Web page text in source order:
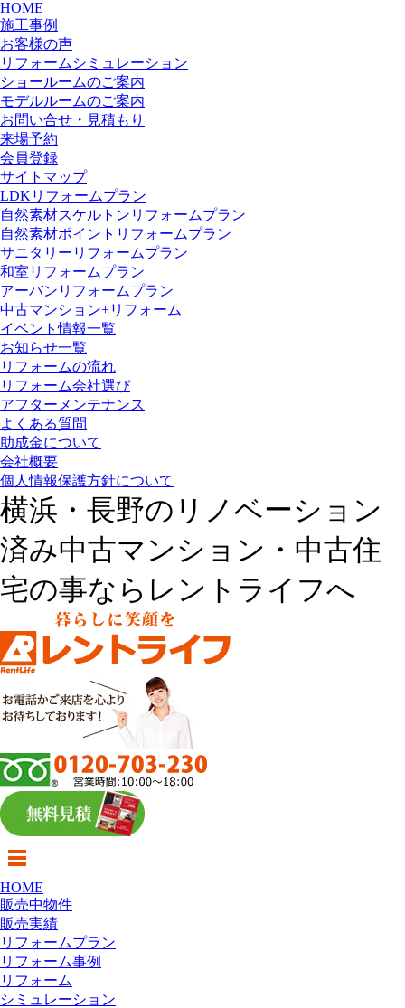
HOME
施工事例
お客様の声
リフォームシミュレーション
ショールームのご案内
モデルルームのご案内
お問い合せ・見積もり
来場予約
会員登録
サイトマップ
LDKリフォームプラン
自然素材スケルトンリフォームプラン
自然素材ポイントリフォームプラン
サニタリーリフォームプラン
和室リフォームプラン
アーバンリフォームプラン
中古マンション+リフォーム
イベント情報一覧
お知らせ一覧
リフォームの流れ
リフォーム会社選び
アフターメンテナンス
よくある質問
助成金について
会社概要
個人情報保護方針について
横浜・長野のリノベーション
済み中古マンション・中古住
宅の事ならレントライフへ
HOME
販売中物件
販売実績
リフォームプラン
リフォーム事例
リフォーム
シミュレーション